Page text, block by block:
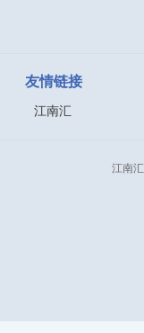
友情链接
江南汇
江南